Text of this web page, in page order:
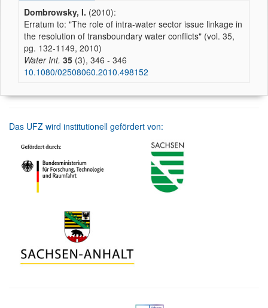
Dombrowsky, I. (2010):
Erratum to: "The role of intra-water sector issue linkage in
the resolution of transboundary water conflicts" (vol. 35,
pg. 132-1149, 2010)
Water Int. 35 (3), 346 - 346
10.1080/02508060.2010.498152
Das UFZ wird institutionell gefördert von: